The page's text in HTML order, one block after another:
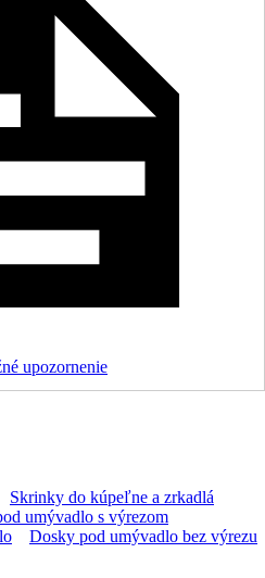
upozornenie
Skrinky do kúpeľne a zrkadlá
umývadlo s výrezom
Dosky pod umývadlo bez výrezu